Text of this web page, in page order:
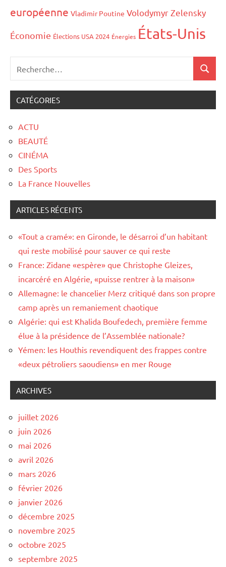
européenne Vladimir Poutine Volodymyr Zelensky
Économie Élections USA 2024 Énergies États-Unis
CATÉGORIES
ACTU
BEAUTÉ
CINÉMA
Des Sports
La France Nouvelles
ARTICLES RÉCENTS
«Tout a cramé»: en Gironde, le désarroi d’un habitant
qui reste mobilisé pour sauver ce qui reste
France: Zidane «espère» que Christophe Gleizes,
incarcéré en Algérie, «puisse rentrer à la maison»
Allemagne: le chancelier Merz critiqué dans son propre
camp après un remaniement chaotique
Algérie: qui est Khalida Boufedech, première femme
élue à la présidence de l’Assemblée nationale?
Yémen: les Houthis revendiquent des frappes contre
«deux pétroliers saoudiens» en mer Rouge
ARCHIVES
juillet 2026
juin 2026
mai 2026
avril 2026
mars 2026
février 2026
janvier 2026
décembre 2025
novembre 2025
octobre 2025
septembre 2025